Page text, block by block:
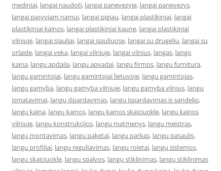
mediniai, langai naudoti, langai panevezyje, langai panevezys,
langai pasyviam namui, langai pigiau, langai plastikiniai, langai
plastikiniai kainos, langai plastikiniai kaune, langai plastikiniai
vilniuje, langai siauliai, langai siauliuose, langai su drugeliu, langai su
orlaide, langai veka, langai vilniuje, langai vilnius, langas, lango
kaina, langu apdaila, langu apvadai, langu firmos, langu furnitura,
langu gamintojai, langu gamintojai lietuvoje, langu gamintojas,
langų gamyba, langų gamyba vilniuje, langu gamyba vilnius, langu
ismatavimai, langų išpardavimas, langu ispardavimas is sandelio,
langu kaina, langų kainos, langu kainos skaiciuokle, langu kainos
vilniuje, langu konstrukcijos, langu matmenys, langu meistras,
langų montavimas, langu paketai, langu parkas, langu pasaulis,
langu profiliai, langu reguliavimas, langu roletai, langų sistemos,
langu skaiciuokle, langu spalvos, langų stiklinimas, langu stiklinimas